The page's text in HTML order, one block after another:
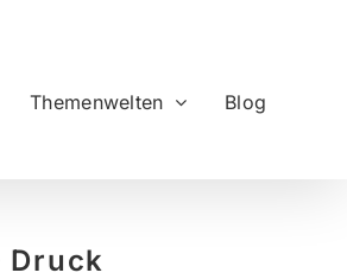
Themenwelten Blog
Druck